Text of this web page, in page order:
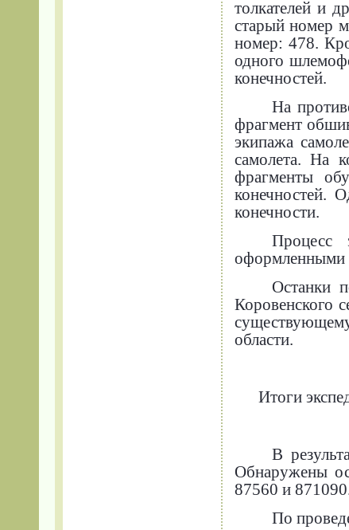
толкателей и
старый номер
номер: 478.
одного
конечностей.
На
фрагмент
экипажа
самолета. На
фрагменты
конечностей.
конечности.
Процесс
оформленными
Останки
Коровенского
области.
Итоги
В
Обнаружены
87560 и
По